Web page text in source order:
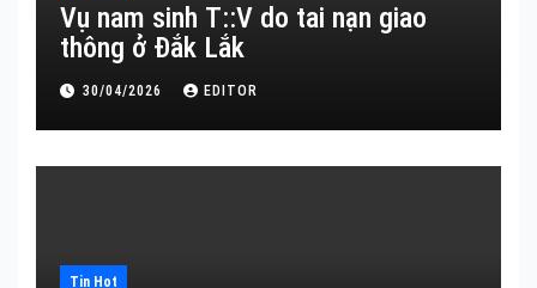
Vụ nam sinh T::V do tai nạn giao
thông ở Đắk Lắk
30/04/2026 EDITOR
Tin Hot